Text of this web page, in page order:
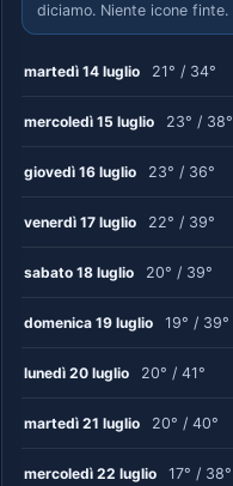
diciamo. Niente icone finte.
martedì 14 luglio 21° / 34°
mercoledì 15 luglio 23° / 38°
giovedì 16 luglio 23° / 36°
venerdì 17 luglio 22° / 39°
sabato 18 luglio 20° / 39°
domenica 19 luglio 19° / 39°
lunedì 20 luglio 20° / 41°
martedì 21 luglio 20° / 40°
mercoledì 22 luglio 17° / 38°